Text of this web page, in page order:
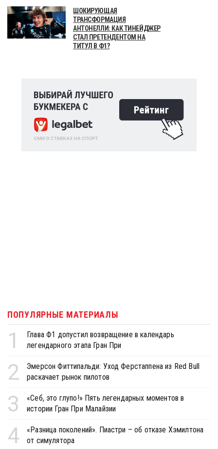
ШОКИРУЮЩАЯ
ТРАНСФОРМАЦИЯ
АНТОНЕЛЛИ: КАК ТИНЕЙДЖЕР
СТАЛ ПРЕТЕНДЕНТОМ НА
ТИТУЛ В Ф1?
ПОПУЛЯРНЫЕ МАТЕРИАЛЫ
1
Глава Ф1 допустил возвращение в календарь
легендарного этапа Гран При
2
Эмерсон Фиттипальди: Уход Ферстаппена из Red Bull
раскачает рынок пилотов
3
«Себ, это глупо!» Пять легендарных моментов в
истории Гран При Малайзии
4
«Разница поколений». Пиастри – об отказе Хэмилтона
от симулятора